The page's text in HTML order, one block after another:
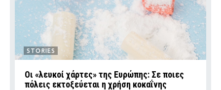
STORIES
Οι «λευκοί χάρτες» της Ευρώπης: Σε ποιες
πόλεις εκτοξεύεται η χρήση κοκαΐνης